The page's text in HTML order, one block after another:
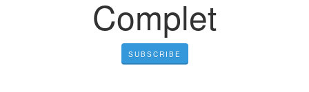
Complet
SUBSCRIBE